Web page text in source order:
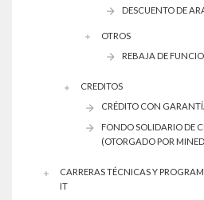
DESCUENTO DE
OTROS
REBAJA DE
CREDITOS
CRÉDITO CON
FONDO SOLIDARIO DE
(OTORGADO POR
CARRERAS TÉCNICAS Y
IT